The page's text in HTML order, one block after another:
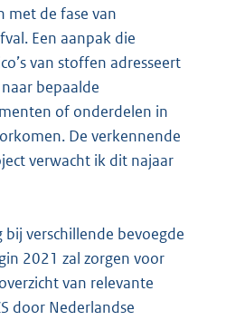
met de fase van
Een aanpak die
van stoffen adresseert
bepaalde
of onderdelen in
De verkennende
verwacht ik dit najaar
bij verschillende bevoegde
2021 zal zorgen voor
van relevante
door Nederlandse